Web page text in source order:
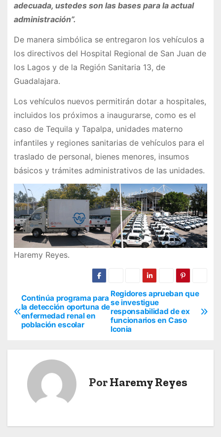
adecuada, ustedes son las bases para la actual
administración”.
De manera simbólica se entregaron los vehículos a
los directivos del Hospital Regional de San Juan de
los Lagos y de la Región Sanitaria 13, de
Guadalajara.
Los vehículos nuevos permitirán dotar a hospitales,
incluidos los próximos a inaugurarse, como es el
caso de Tequila y Tapalpa, unidades materno
infantiles y regiones sanitarias de vehículos para el
traslado de personal, bienes menores, insumos
básicos y trámites administrativos de las unidades.
Haremy Reyes.
N
a
Regidores aprueban que
se investigue
responsabilidad de ex
funcionarios en Caso
Iconia
Continúa programa para
la detección oportuna de
enfermedad renal en
población escolar
PorHaremy Reyes